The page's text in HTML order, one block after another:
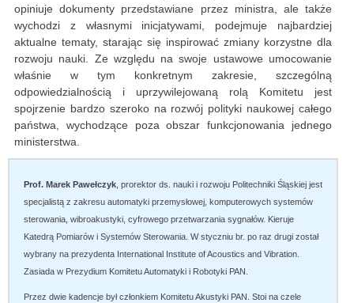
opiniuje dokumenty przedstawiane przez ministra, ale także
wychodzi z własnymi inicjatywami, podejmuje najbardziej
aktualne tematy, starając się inspirować zmiany korzystne dla
rozwoju nauki. Ze względu na swoje ustawowe umocowanie
właśnie w tym konkretnym zakresie, szczególną
odpowiedzialnością i uprzywilejowaną rolą Komitetu jest
spojrzenie bardzo szeroko na rozwój polityki naukowej całego
państwa, wychodzące poza obszar funkcjonowania jednego
ministerstwa.
Prof. Marek Pawełczyk, prorektor ds. nauki i rozwoju Politechniki Śląskiej jest
specjalistą z zakresu automatyki przemysłowej, komputerowych systemów
sterowania, wibroakustyki, cyfrowego przetwarzania sygnałów. Kieruje
Katedrą Pomiarów i Systemów Sterowania. W styczniu br. po raz drugi został
wybrany na prezydenta International Institute of Acoustics and Vibration.
Zasiada w Prezydium Komitetu Automatyki i Robotyki PAN.
Przez dwie kadencje był członkiem Komitetu Akustyki PAN. Stoi na czele